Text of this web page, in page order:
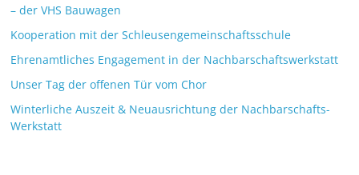
– der VHS Bauwagen
Kooperation mit der Schleusengemeinschaftsschule
Ehrenamtliches Engagement in der Nachbarschaftswerkstatt
Unser Tag der offenen Tür vom Chor
Winterliche Auszeit & Neuausrichtung der Nachbarschafts-
Werkstatt